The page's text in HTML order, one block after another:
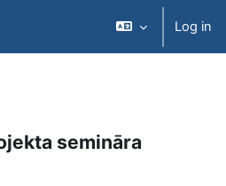
Log in
semināra